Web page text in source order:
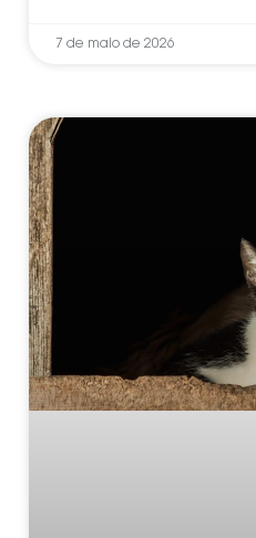
7 de maio de 2026